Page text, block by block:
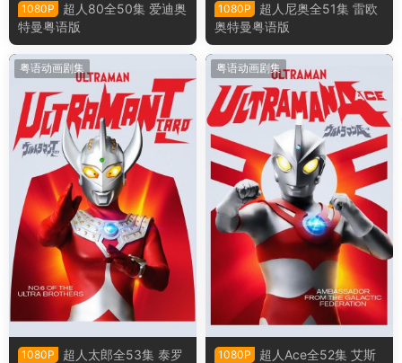
1080P
超人80全50集 爱迪奥
特曼粤语版
1080P
超人尼奥全51集 雷欧
奥特曼粤语版
粤语动画剧集
1080P
超人太郎全53集 泰罗
粤语动画剧集
1080P
超人Ace全52集 艾斯